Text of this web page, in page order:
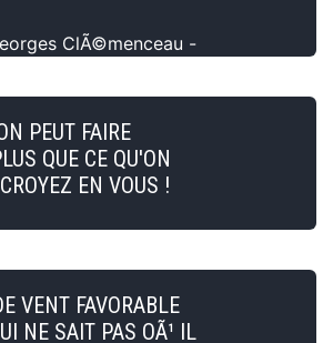
ClÃ©menceau -
PEUT FAIRE
QUE CE QU'ON
EN VOUS !
VENT FAVORABLE
NE SAIT PAS OÃ¹ IL